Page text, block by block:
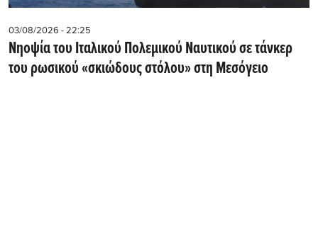
03/08/2026 - 22:25
Νηοψία του Ιταλικού Πολεμικού Ναυτικού σε τάνκερ
του ρωσικού «σκιώδους στόλου» στη Μεσόγειο